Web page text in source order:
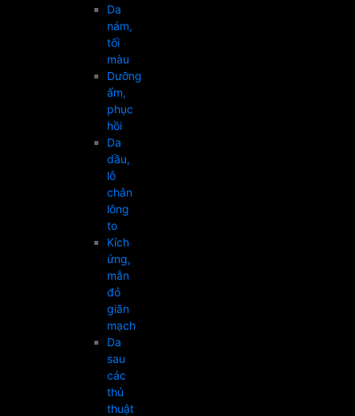
Da
nám,
tối
màu
Dưỡng
ẩm,
phục
hồi
Da
dầu,
lỗ
chân
lông
to
Kích
ứng,
mẫn
đỏ
giãn
mạch
Da
sau
các
thủ
thuật